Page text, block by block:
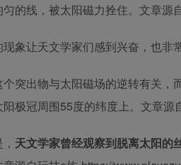
的线，被太阳磁力拴住。 文章源
象让天文学家们感到兴奋，也非
突出物与太阳磁场的逆转有关
极冠周围55度的纬度上。 文章源
天文学家曾经观察到脱离太阳的